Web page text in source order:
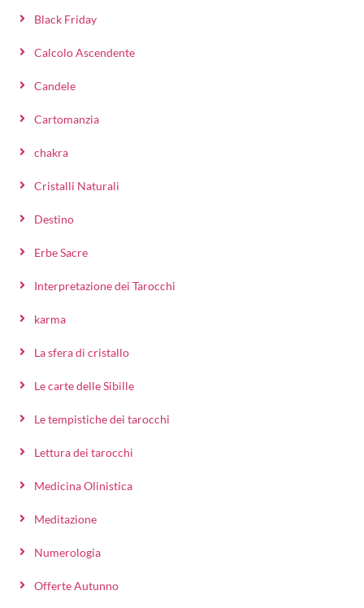
Black Friday
Calcolo Ascendente
Candele
Cartomanzia
chakra
Cristalli Naturali
Destino
Erbe Sacre
Interpretazione dei Tarocchi
karma
La sfera di cristallo
Le carte delle Sibille
Le tempistiche dei tarocchi
Lettura dei tarocchi
Medicina Olinistica
Meditazione
Numerologia
Offerte Autunno